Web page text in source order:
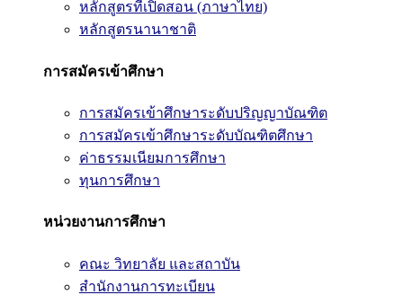
หลักสูตรที่เปิดสอน (ภาษาไทย)
หลักสูตรนานาชาติ
การสมัครเข้าศึกษา
การสมัครเข้าศึกษาระดับปริญญาบัณฑิต
การสมัครเข้าศึกษาระดับบัณฑิตศึกษา
ค่าธรรมเนียมการศึกษา
ทุนการศึกษา
หน่วยงานการศึกษา
คณะ วิทยาลัย และสถาบัน
สำนักงานการทะเบียน